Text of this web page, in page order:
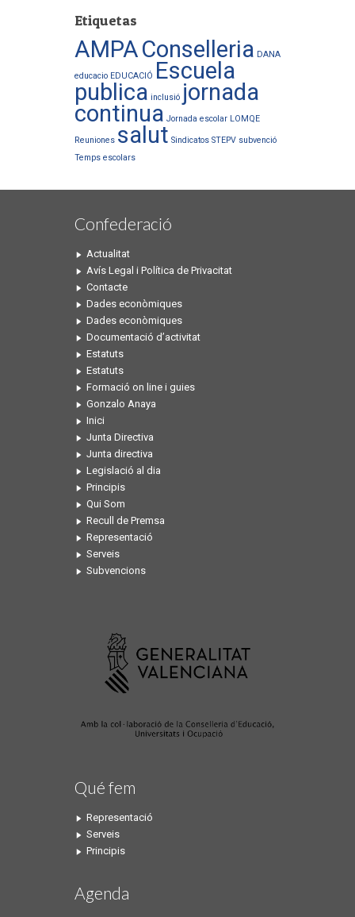
Etiquetas
AMPAConselleria DANA
educacio EDUCACIÓ Escuela
publica inclusió jornada
continua Jornada escolar LOMQE
Reuniones salut Sindicatos STEPV subvenció
Temps escolars
Confederació
Actualitat
Avís Legal i Política de Privacitat
Contacte
Dades econòmiques
Dades econòmiques
Documentació d’activitat
Estatuts
Estatuts
Formació on line i guies
Gonzalo Anaya
Inici
Junta Directiva
Junta directiva
Legislació al dia
Principis
Qui Som
Recull de Premsa
Representació
Serveis
Subvencions
Qué fem
Representació
Serveis
Principis
Agenda